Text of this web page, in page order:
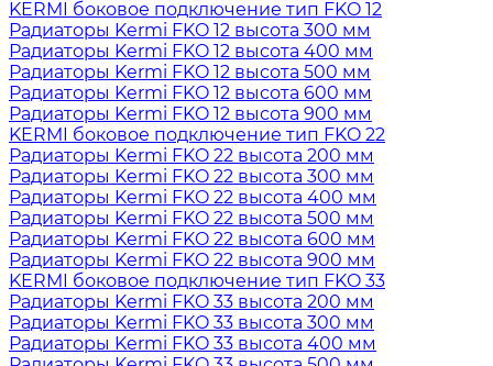
KERMI боковое подключение тип FKO 12
Радиаторы Kermi FKO 12 высота 300 мм
Радиаторы Kermi FKO 12 высота 400 мм
Радиаторы Kermi FKO 12 высота 500 мм
Радиаторы Kermi FKO 12 высота 600 мм
Радиаторы Kermi FKO 12 высота 900 мм
KERMI боковое подключение тип FKO 22
Радиаторы Kermi FKO 22 высота 200 мм
Радиаторы Kermi FKO 22 высота 300 мм
Радиаторы Kermi FKO 22 высота 400 мм
Радиаторы Kermi FKO 22 высота 500 мм
Радиаторы Kermi FKO 22 высота 600 мм
Радиаторы Kermi FKO 22 высота 900 мм
KERMI боковое подключение тип FKO 33
Радиаторы Kermi FKO 33 высота 200 мм
Радиаторы Kermi FKO 33 высота 300 мм
Радиаторы Kermi FKO 33 высота 400 мм